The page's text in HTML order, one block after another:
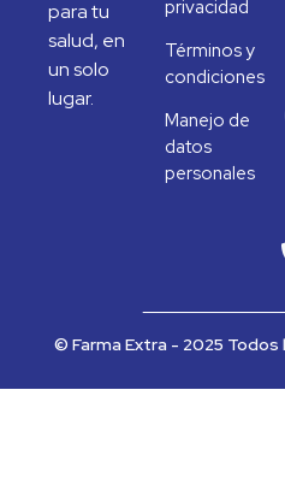
para tu
salud, en
un solo
lugar.
privacidad
Términos y
condiciones
Manejo de
datos
personales
© Farma Extra - 2025